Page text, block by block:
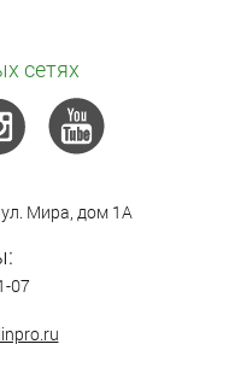
сетях
ул. Мира, дом 1А
07